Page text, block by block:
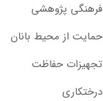
فرهنگی پژوهشی
حمایت از محیط بانان
تجهیزات حفاظت
درختکاری